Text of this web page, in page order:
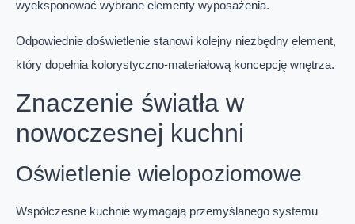
wyeksponować wybrane elementy wyposażenia.
Odpowiednie doświetlenie stanowi kolejny niezbędny element,
który dopełnia kolorystyczno-materiałową koncepcję wnętrza.
Znaczenie światła w
nowoczesnej kuchni
Oświetlenie wielopoziomowe
Współczesne kuchnie wymagają przemyślanego systemu